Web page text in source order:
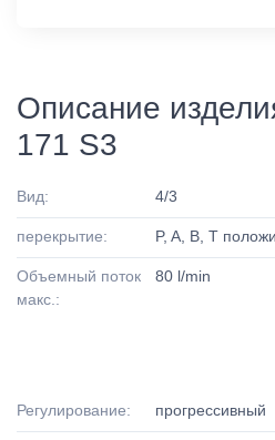
Описание
171 S3
Вид: 4/3
перекрытие: P, A, B, T
Объемный поток
макс.:
80 l/min
Регулирование: прогрессивный